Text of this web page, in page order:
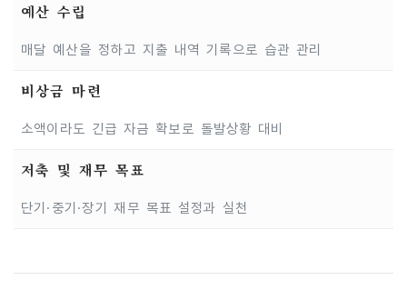
예산 수립
매달 예산을 정하고 지출 내역 기록으로 습관 관리
비상금 마련
소액이라도 긴급 자금 확보로 돌발상황 대비
저축 및 재무 목표
단기·중기·장기 재무 목표 설정과 실천